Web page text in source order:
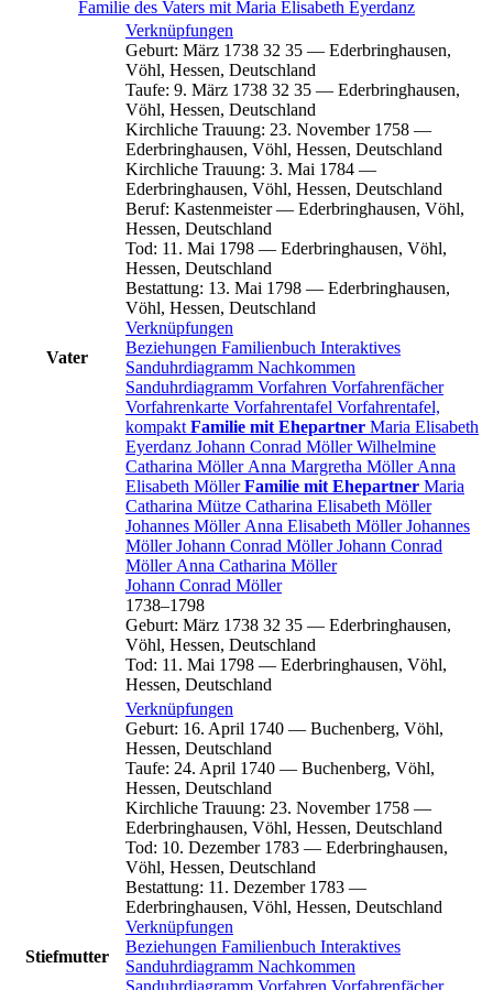
Familie des Vaters mit Maria Elisabeth Eyerdanz
Vater
Verknüpfungen
Geburt: März 1738 32 35 — Ederbringhausen,
Vöhl, Hessen, Deutschland
Taufe: 9. März 1738 32 35 — Ederbringhausen,
Vöhl, Hessen, Deutschland
Kirchliche Trauung: 23. November 1758 —
Ederbringhausen, Vöhl, Hessen, Deutschland
Kirchliche Trauung: 3. Mai 1784 —
Ederbringhausen, Vöhl, Hessen, Deutschland
Beruf: Kastenmeister— Ederbringhausen, Vöhl,
Hessen, Deutschland
Tod: 11. Mai 1798 — Ederbringhausen, Vöhl,
Hessen, Deutschland
Bestattung: 13. Mai 1798 — Ederbringhausen,
Vöhl, Hessen, Deutschland
Verknüpfungen
Beziehungen Familienbuch Interaktives
Sanduhrdiagramm Nachkommen
Sanduhrdiagramm Vorfahren Vorfahrenfächer
Vorfahrenkarte Vorfahrentafel Vorfahrentafel,
kompakt Familie mit Ehepartner Maria Elisabeth
Eyerdanz Johann Conrad Möller Wilhelmine
Catharina Möller Anna Margretha Möller Anna
Elisabeth Möller Familie mit Ehepartner Maria
Catharina Mütze Catharina Elisabeth Möller
Johannes Möller Anna Elisabeth Möller Johannes
Möller Johann Conrad Möller Johann Conrad
Möller Anna Catharina Möller
Johann Conrad Möller
1738–1798
Geburt: März 1738 32 35 — Ederbringhausen,
Vöhl, Hessen, Deutschland
Tod: 11. Mai 1798 — Ederbringhausen, Vöhl,
Hessen, Deutschland
Stiefmutter
Verknüpfungen
Geburt: 16. April 1740 — Buchenberg, Vöhl,
Hessen, Deutschland
Taufe: 24. April 1740 — Buchenberg, Vöhl,
Hessen, Deutschland
Kirchliche Trauung: 23. November 1758 —
Ederbringhausen, Vöhl, Hessen, Deutschland
Tod: 10. Dezember 1783 — Ederbringhausen,
Vöhl, Hessen, Deutschland
Bestattung: 11. Dezember 1783 —
Ederbringhausen, Vöhl, Hessen, Deutschland
Verknüpfungen
Beziehungen Familienbuch Interaktives
Sanduhrdiagramm Nachkommen
Sanduhrdiagramm Vorfahren Vorfahrenfächer